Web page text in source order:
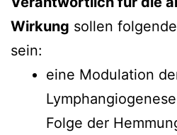
Wirkung sollen
sein:
eine Modulation
Folge der